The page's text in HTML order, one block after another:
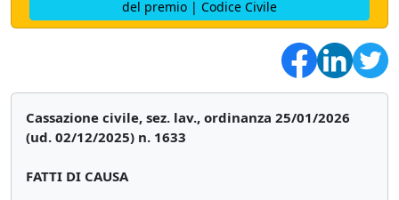
del premio | Codice Civile
Cassazione civile, sez. lav., ordinanza 25/01/2026
(ud. 02/12/2025) n. 1633
FATTI DI CAUSA